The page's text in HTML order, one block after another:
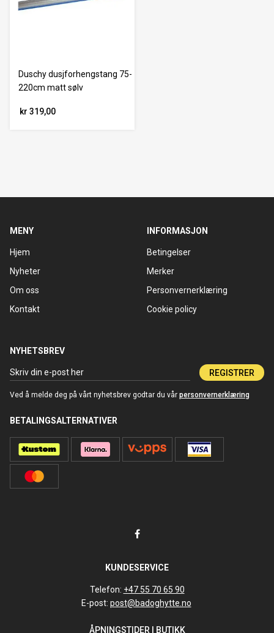
Duschy dusjforhengstang 75-
220cm matt sølv
kr 319,00
MENY
Hjem
Nyheter
Om oss
Kontakt
INFORMASJON
Betingelser
Merker
Personvernerklæring
Cookie policy
NYHETSBREV
REGISTRER
Ved å melde deg på vårt nyhetsbrev godtar du vår personvernerklæring
BETALINGSALTERNATIVER
KUNDESERVICE
Telefon: +47 55 70 65 90
E-post: post@badoghytte.no
ÅPNINGSTIDER I BUTIKK